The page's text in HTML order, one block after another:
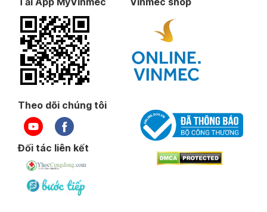
Theo dõi chúng tôi
Đối tác liên kết